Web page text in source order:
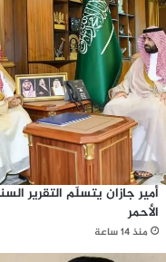
أمير جازان يتسلّم التقرير
الأحمر
منذ 14 ساعة